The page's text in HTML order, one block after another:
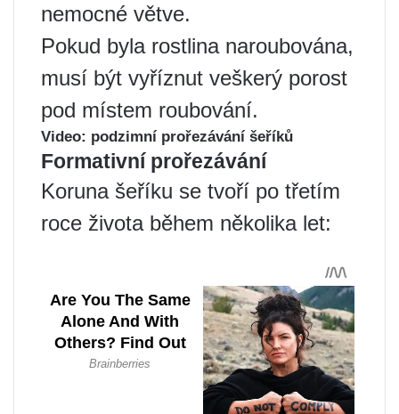
nemocné větve.
Pokud byla rostlina naroubována,
musí být vyříznut veškerý porost
pod místem roubování.
Video: podzimní prořezávání šeříků
Formativní prořezávání
Koruna šeříku se tvoří po třetím
roce života během několika let: